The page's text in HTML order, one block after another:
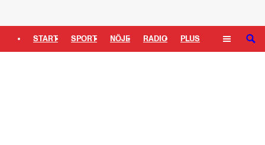
START SPORT NÖJE RADIO PLUS SÖK